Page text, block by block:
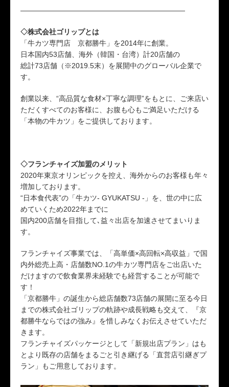
———————————————————————
◇株式会社ゴリップとは
「牛カツ専門店 京都勝牛」を2014年に創業。
日本国内53店舗、海外（韓国・台湾）計20店舗の
総計73店舗（※2019.5末）を展開中のグローバル企業で
す。
創業以来、“高品質な食材×丁寧な調理”をもとに、ご来店い
ただくすべてのお客様に、お腹も心もご満足いただける
「本物の牛カツ」をご提供しております。
◇フランチャイズ加盟のメリット
2020年東京オリンピックを控え、海外からのお客様も年々
増加しております。
“日本食代表”の「牛カツ- GYUKATSU -」を、世の中に広
めていくため2022年までに
国内200店舗を目指して､益々出店を加速させてまいりま
す。
フランチャイズ事業では、「高単価×高回転×高収益」で国
内外総売上高・店舗数NO.1の牛カツ専門店をご出店いた
だけますので飲食業界未経験でも経営することが可能で
す！
「京都勝牛」の誕生から総店舗数73店舗の展開に至る今日
までの株式会社ゴリップの軌跡や成長戦略も交えて、『京
都勝牛ならではの強み』を惜しみなくお伝えさせていただ
きます。
フランチャイズパッケージとして「新規出店プラン」はも
とより既存の店舗をまるごと引き継げる「直営店引継ぎプ
ラン」もご用意しております。